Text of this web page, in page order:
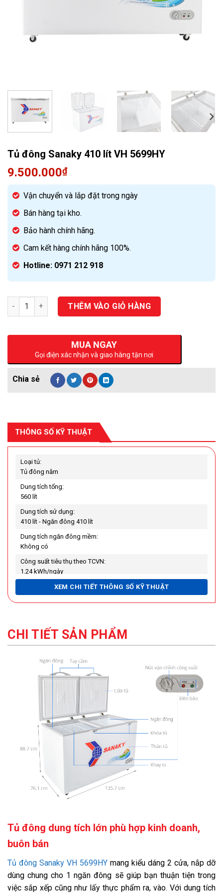
Quạt điều hòa
Tủ đông Sanaky 410 lít VH 5699HY
9.500.000₫
Vận chuyển và lắp đặt trong ngày
Bán hàng tại kho.
Bảo hành chính hãng.
Cam kết hàng chính hãng 100%.
Hotline: 0971 212 918
Số lượng THÊM VÀO GIỎ HÀNG
MUA NGAY
Gọi điện xác nhận và giao hàng tận nơi
THÔNG SỐ KỸ THUẬT
Loại tủ:
Tủ đông nằm
Dung tích tổng:
560 lít
Dung tích sử dụng:
410 lít - Ngăn đông 410 lít
Dung tích ngăn đông mềm:
Không có
Công suất tiêu thụ theo TCVN:
1.24 kWh/ngày
2 cửa
Nhiệt độ ngăn đông (độ C):
Dưới -18℃
Công nghệ tiết kiệm điện:
Công nghệ tích hợp:
Làm lạnh trực tiếp (có đóng tuyết)
Chất liệu dàn lạnh:
Chất liệu lòng tủ:
Hợp kim nhôm sơn tĩnh điện
Chất liệu bên ngoài:
Thân tủ: Thép sơn tĩnh điện, Cửa tủ: Nhựa
Tiện ích:
Nút điều chỉnh nhiệt độ bên ngoài tủ
Giỏ đựng đồ
Bánh xe
XEM CHI TIẾT THÔNG SỐ KỸ THUẬT
CHI TIẾT SẢN PHẨM
Tủ đông dung tích lớn phù hợp kinh doanh,
buôn bán
Tủ đông Sanaky VH 5699HY mang kiểu dáng 2 cửa, nắp dỡ
dùng chung cho 1 ngăn đông sẽ giúp bạn thuận tiện trong
việc sắp xếp cũng như lấy thực phẩm ra, vào. Với dung tích